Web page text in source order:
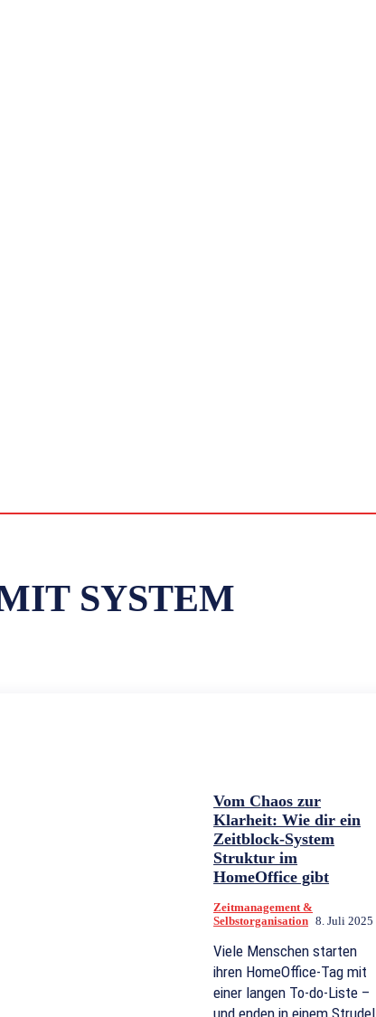
SYSTEM
Vom Chaos zur
Klarheit: Wie dir ein
Zeitblock-System
Struktur im
HomeOffice gibt
Zeitmanagement &
Selbstorganisation 8. Juli 2025
Viele Menschen starten
ihren HomeOffice-Tag mit
einer langen To-do-Liste –
und enden in einem Strudel